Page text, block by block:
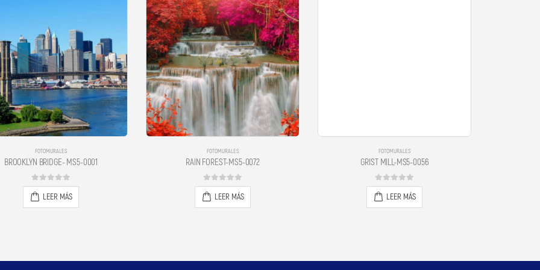
FOTOMURALES
BROOKLYN BRIDGE- MS5-0001
0out of 5
LEER MÁS
FOTOMURALES
RAIN FOREST-MS5-0072
0out of 5
LEER MÁS
FOTOMURALES
GRIST MILL-MS5-0056
0out of 5
LEER MÁS